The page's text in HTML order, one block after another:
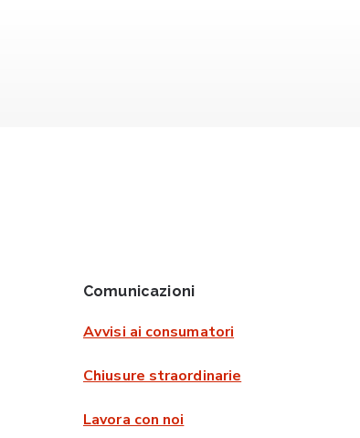
Comunicazioni
Avvisi ai consumatori
Chiusure straordinarie
Lavora con noi